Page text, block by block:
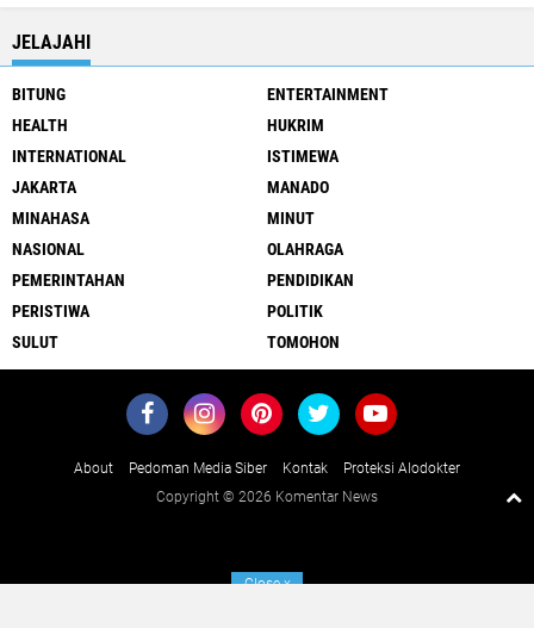
JELAJAHI
BITUNG
ENTERTAINMENT
HEALTH
HUKRIM
INTERNATIONAL
ISTIMEWA
JAKARTA
MANADO
MINAHASA
MINUT
NASIONAL
OLAHRAGA
PEMERINTAHAN
PENDIDIKAN
PERISTIWA
POLITIK
SULUT
TOMOHON
About Pedoman Media Siber Kontak
Proteksi Alodokter
Copyright © 2026 Komentar News
Closex